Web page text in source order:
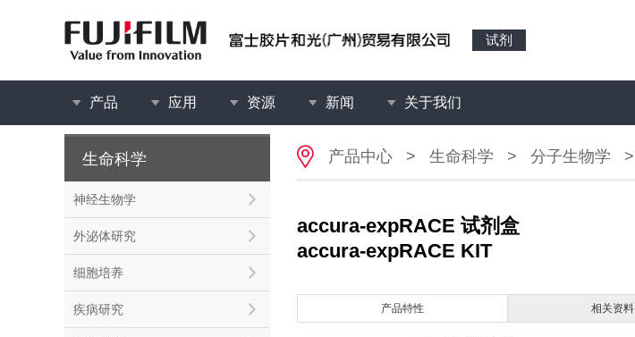
试剂
产品 应用 资源 新闻 关于我们
生命科学
神经生物学
外泌体研究
细胞培养
疾病研究
产品中心 > 生命科学 > 分子生物学 >
accura-expRACE 试剂盒
accura-expRACE KIT
产品特性 相关资料